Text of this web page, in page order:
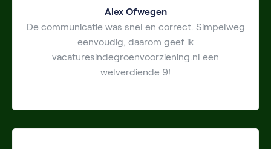
Alex Ofwegen
De communicatie was snel en correct. Simpelweg
eenvoudig, daarom geef ik
vacaturesindegroenvoorziening.nl een
welverdiende 9!